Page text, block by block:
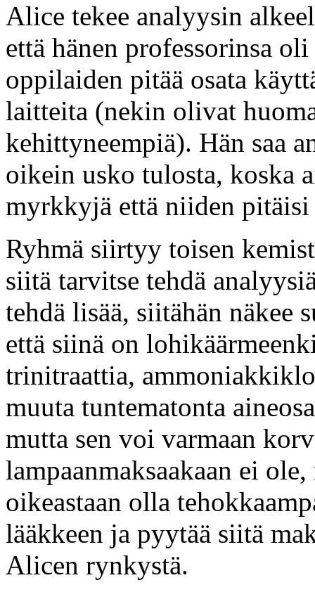
Alice tekee analyysin
että hänen professorinsa
oppilaiden pitää osata
laitteita (nekin olivat
kehittyneempiä). Hän saa
oikein usko tulosta, koska
myrkkyjä että niiden pitäisi
Ryhmä siirtyy toisen
siitä tarvitse tehdä
tehdä lisää, siitähän näkee
että siinä on
trinitraattia,
muuta tuntematonta
mutta sen voi varmaan
lampaanmaksaakaan ei
oikeastaan olla
lääkkeen ja pyytää siitä
Alicen rynkystä.